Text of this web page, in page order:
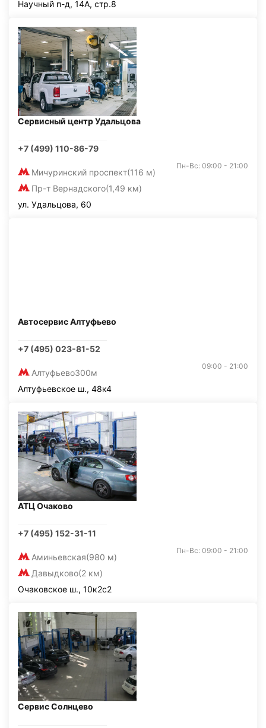
Научный п-д, 14А, стр.8
Сервисный центр Удальцова
+7 (499) 110-86-79
Мичуринский проспект(116 м)
Пр-т Вернадского(1,49 км)
Пн-Вс: 09:00 - 21:00
ул. Удальцова, 60
Автосервис Алтуфьево
+7 (495) 023-81-52
Алтуфьево300м
09:00 - 21:00
Алтуфьевское ш., 48к4
АТЦ Очаково
+7 (495) 152-31-11
Аминьевская(980 м)
Давыдково(2 км)
Пн-Вс: 09:00 - 21:00
Очаковское ш., 10к2с2
Сервис Солнцево